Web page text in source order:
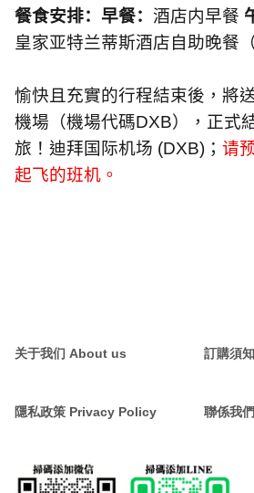
餐食安排：早餐： 酒店内早餐
皇家亚特兰蒂斯酒店自助晚餐（
愉快且充實的行程結束後，將
機場（機場代碼DXB），正式
旅！迪拜国际机场 (DXB) ； 请
起飞的班机。
关于我们 About us 訂購須
隱私政策 Privacy Policy 聯係我